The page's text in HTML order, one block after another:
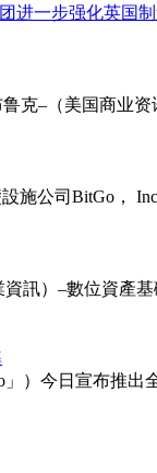
–（美国商业
公司BitGo，
）–數位資產
）今日宣布推